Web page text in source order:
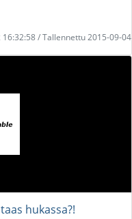
16:32:58 / Tallennettu 2015-09-04
hukassa?!